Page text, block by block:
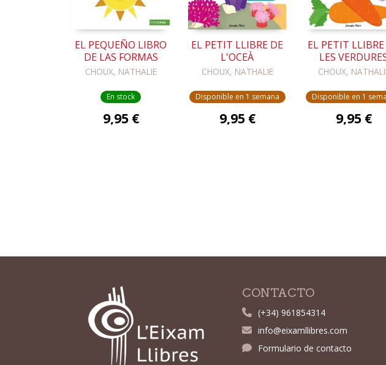
EL PEQUEÑO LIBRO
DE LAS FORMAS
CHOUX, NATHALIE
En stock
9,95 €
EL PETIT LLIBRE DE
L'OCEÀ
CHOUX, NATHALIE
Disponible en 1 semana
9,95 €
EL PETIT
LES
CHOUX,
Disponible en 1
9,95 €
CONTACTO
(+34) 961854314
info@eixamllibres.com
Formulario de contacto